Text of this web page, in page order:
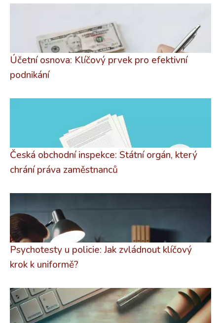
Účetní osnova: Klíčový prvek pro efektivní
podnikání
Česká obchodní inspekce: Státní orgán, který
chrání práva zaměstnanců
Psychotesty u policie: Jak zvládnout klíčový
krok k uniformě?